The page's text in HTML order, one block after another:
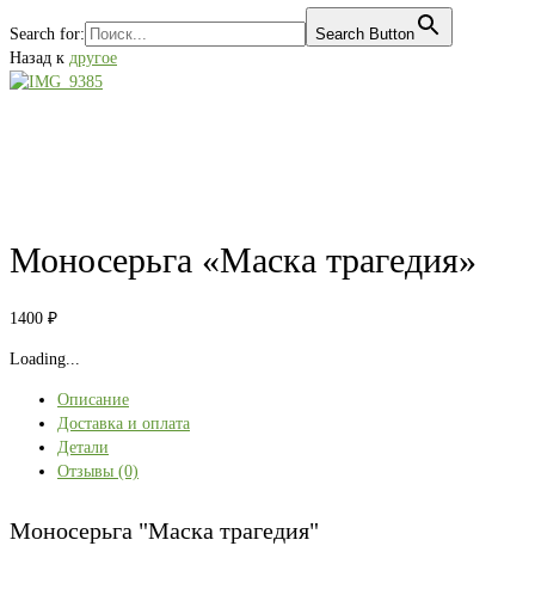
Search for:
Search Button
Назад к другое
Моносерьга «Маска трагедия»
1400 ₽
Loading...
Описание
Доставка и оплата
Детали
Отзывы (0)
Моносерьга "Маска трагедия"